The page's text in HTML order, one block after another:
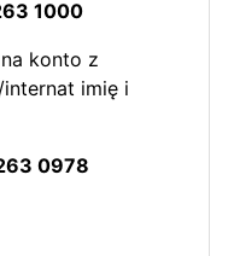
1000
konto z
imię i
0978